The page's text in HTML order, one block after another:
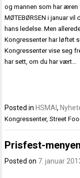
og mannen som har æren
MØTEBØRSEN i januar vil
hans ledelse. Men
Kongressenter har løftet
Kongressenter vise seg
har sett, om du har vært…
Posted in HSMAI,
Kongressenter,Street
Prisfest-
Posted on 7. januar